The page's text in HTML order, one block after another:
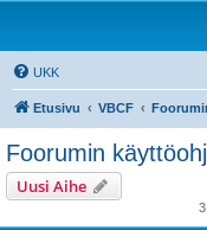
UKK
Etusivu VBCF
Foorumin
Uusi Aihe